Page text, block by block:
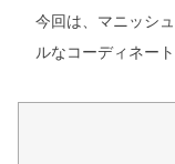
今回は、マニッシ
ルなコーディネー